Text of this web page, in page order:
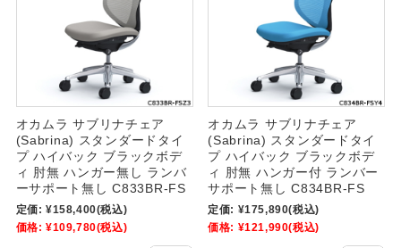
オカムラ サブリナチェア
(Sabrina) スタンダードタイ
プ ハイバック ブラックボデ
ィ 肘無 ハンガー無し ランバ
ーサポート無し C833BR-FS
定価: ¥158,400(税込)
価格: ¥109,780(税込)
オカムラ サブリナチェア
(Sabrina) スタンダードタイ
プ ハイバック ブラックボデ
ィ 肘無 ハンガー付 ランバー
サポート無し C834BR-FS
定価: ¥175,890(税込)
価格: ¥121,990(税込)